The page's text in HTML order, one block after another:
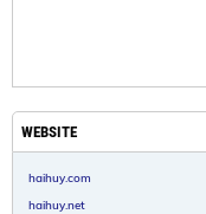
WEBSITE
haihuy.com
haihuy.net